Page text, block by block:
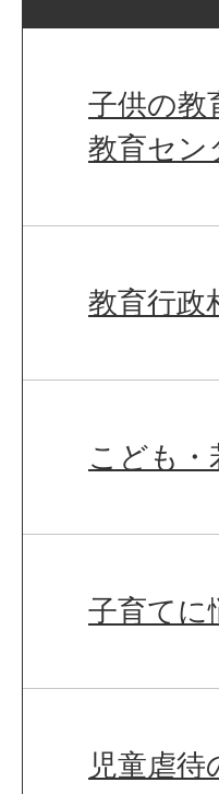
子供の教
教育セン
教育行政
こども
子育てに
児童虐待